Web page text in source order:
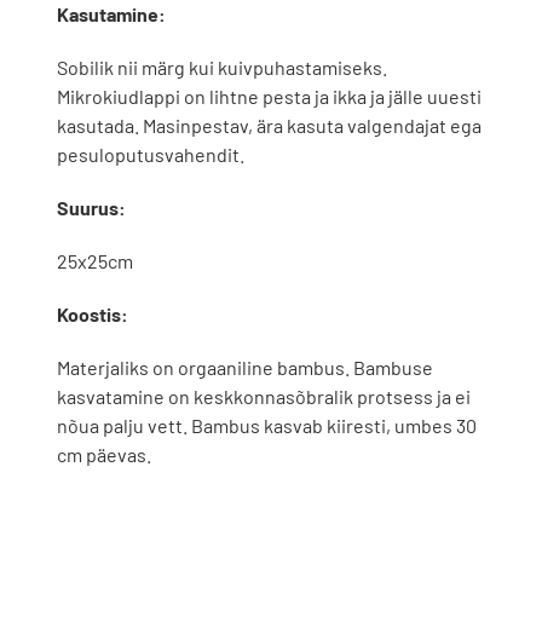
Kasutamine:
Sobilik nii märg kui kuivpuhastamiseks.
Mikrokiudlappi on lihtne pesta ja ikka ja jälle uuesti
kasutada. Masinpestav, ära kasuta valgendajat ega
pesuloputusvahendit.
Suurus:
25x25cm
Koostis:
Materjaliks on orgaaniline bambus. Bambuse
kasvatamine on keskkonnasõbralik protsess ja ei
nõua palju vett. Bambus kasvab kiiresti, umbes 30
cm päevas.